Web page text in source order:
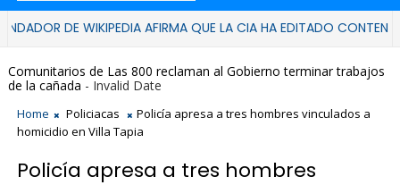
DE WIKIPEDIA AFIRMA QUE LA CIA HA EDITADO CONTENIDOS DE
Comunitarios de Las 800 reclaman al Gobierno terminar trabajos
de la cañada - Invalid Date
Home Policiacas
Policía apresa a tres hombres vinculados a
homicidio en Villa Tapia
Policía apresa a tres hombres